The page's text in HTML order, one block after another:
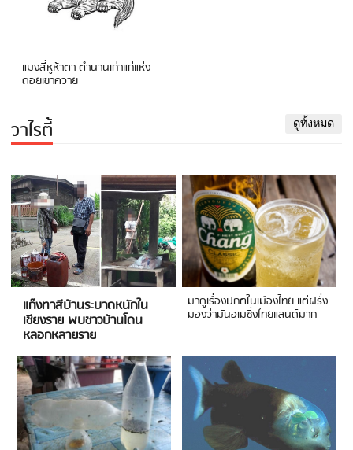
แมงสี่หูห้าตา ตำนานเก่าแก่แห่ง
ดอยเขาควาย
วาไรตี้ ดูทั้งหมด
แก๊งทาสีบ้านระบาดหนักใน
เชียงราย พบชาวบ้านโดน
หลอกหลายราย
มาดูเรื่องปกติในเมืองไทย แต่ฝรั่ง
มองว่ามันอเมซิ่งไทยแลนด์มาก